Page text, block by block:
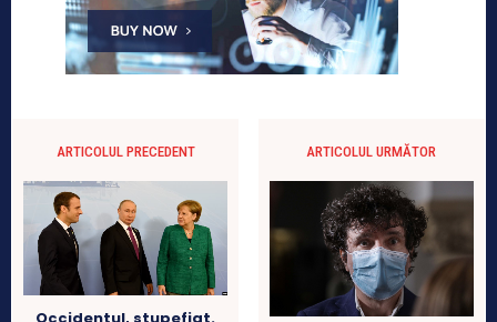
ARTICOLUL PRECEDENT ARTICOLUL URMĂTOR